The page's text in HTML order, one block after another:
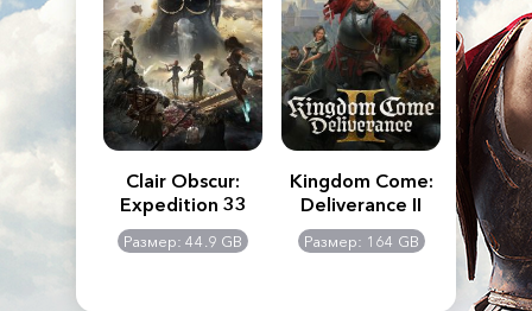
Creed
Clair Obscur:
Expedition 33
Размер: 44.9 GB
Kingdom Come:
Deliverance II
Размер: 164 GB
The